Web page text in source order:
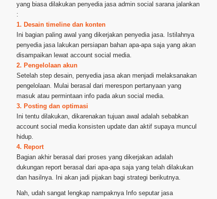
yang biasa dilakukan penyedia jasa admin social sarana jalankan
:
1. Desain timeline dan konten
Ini bagian paling awal yang dikerjakan penyedia jasa. Istilahnya
penyedia jasa lakukan persiapan bahan apa-apa saja yang akan
disampaikan lewat account social media.
2. Pengelolaan akun
Setelah step desain, penyedia jasa akan menjadi melaksanakan
pengelolaan. Mulai berasal dari merespon pertanyaan yang
masuk atau permintaan info pada akun social media.
3. Posting dan optimasi
Ini tentu dilakukan, dikarenakan tujuan awal adalah sebabkan
account social media konsisten update dan aktif supaya muncul
hidup.
4. Report
Bagian akhir berasal dari proses yang dikerjakan adalah
dukungan report berasal dari apa-apa saja yang telah dilakukan
dan hasilnya. Ini akan jadi pijakan bagi strategi berikutnya.
Nah, udah sangat lengkap nampaknya Info seputar jasa